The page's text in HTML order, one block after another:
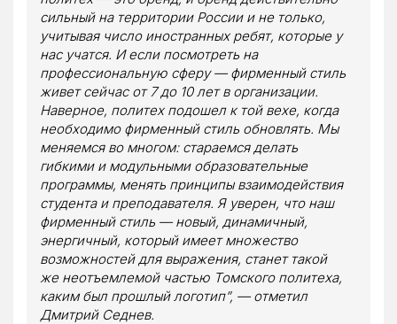
сильный на территории России и не только,
учитывая число иностранных ребят, которые у
нас учатся. И если посмотреть на
профессиональную сферу — фирменный стиль
живет сейчас от 7 до 10 лет в организации.
Наверное, политех подошел к той вехе, когда
необходимо фирменный стиль обновлять. Мы
меняемся во многом: стараемся делать
гибкими и модульными образовательные
программы, менять принципы взаимодействия
студента и преподавателя. Я уверен, что наш
фирменный стиль — новый, динамичный,
энергичный, который имеет множество
возможностей для выражения, станет такой
же неотъемлемой частью Томского политеха,
каким был прошлый логотип”, — отметил
Дмитрий Седнев.